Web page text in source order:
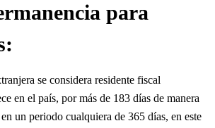
para
se considera residente fiscal
en el país, por más de 183 días de manera
un periodo cualquiera de 365 días, en este